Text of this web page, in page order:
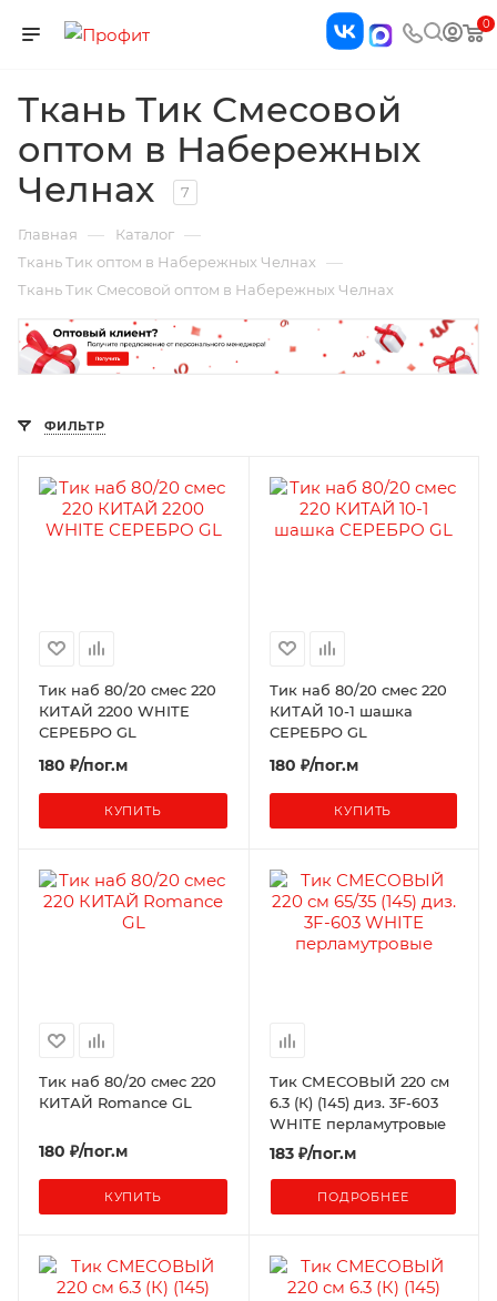
0
Ткань Тик Смесовой
оптом в Набережных
Челнах
7
Главная — Каталог —
Ткань Тик оптом в Набережных Челнах —
Ткань Тик Смесовой оптом в Набережных Челнах
ФИЛЬТР
Тик наб 80/20 смес 220
КИТАЙ 2200 WHITE
СЕРЕБРО GL
180 ₽/пог.м
КУПИТЬ
Тик наб 80/20 смес 220
КИТАЙ 10-1 шашка
СЕРЕБРО GL
180 ₽/пог.м
КУПИТЬ
Тик наб 80/20 смес 220
КИТАЙ Romance GL
180 ₽/пог.м
КУПИТЬ
Тик СМЕСОВЫЙ 220 см
6.3 (К) (145) диз. 3F-603
WHITE перламутровые
183₽/пог.м
ПОДРОБНЕЕ